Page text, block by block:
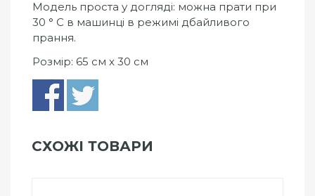
Модель проста у догляді: можна прати при
30 ° С в машинці в режимі дбайливого
прання.
Розмір: 65 см х 30 см
СХОЖІ ТОВАРИ